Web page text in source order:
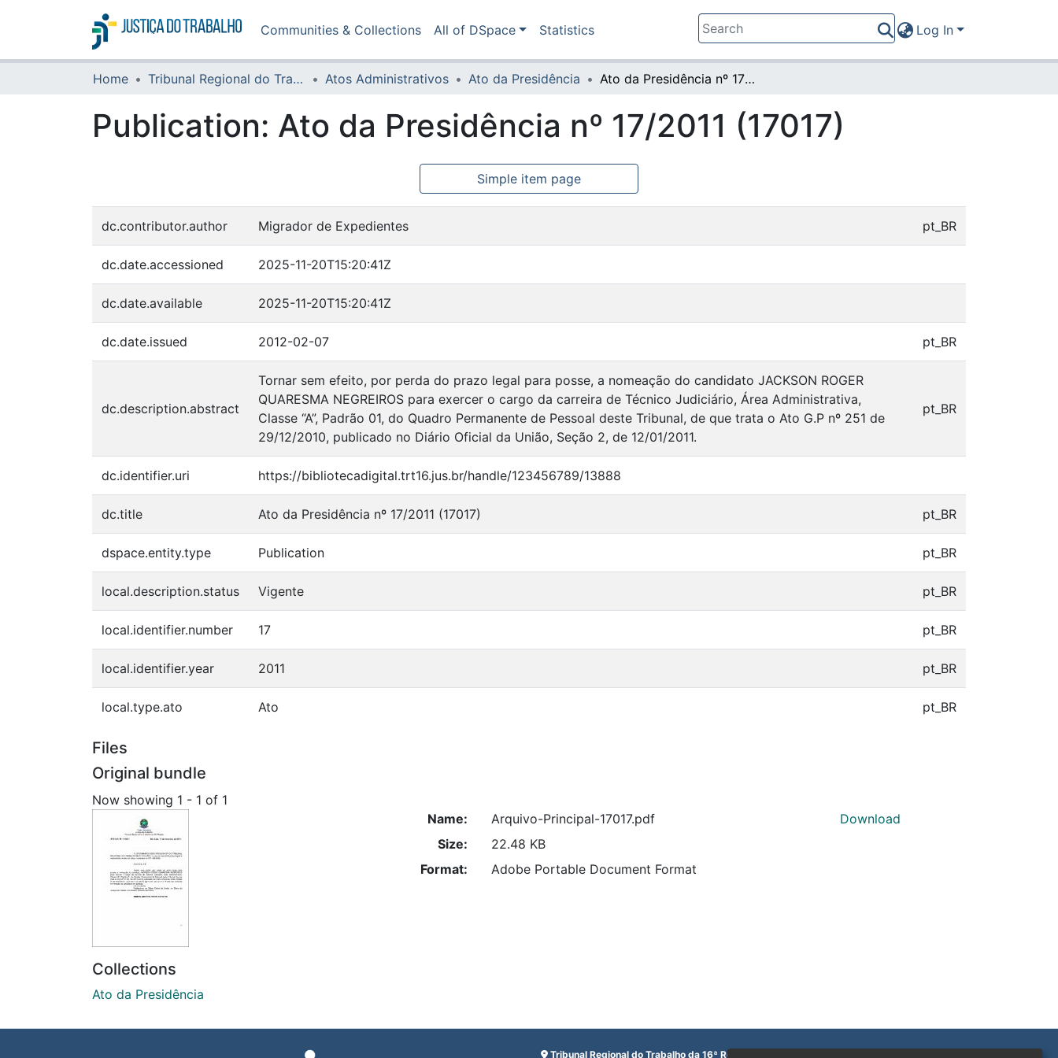
Communities & Collections All of DSpace Statistics Log In
Home Tribunal Regional do Trabalho da 16ª Região Atos Administrativos Ato da Presidência Ato da Presidência nº 17/2011 (17017)
Publication: Ato da Presidência nº 17/2011 (17017)
Simple item page
dc.contributor.author Migrador de Expedientes pt_BR
dc.date.accessioned 2025-11-20T15:20:41Z
dc.date.available 2025-11-20T15:20:41Z
dc.date.issued 2012-02-07 pt_BR
dc.description.abstract
Tornar sem efeito, por perda do prazo legal para posse, a nomeação do candidato JACKSON ROGER
QUARESMA NEGREIROS para exercer o cargo da carreira de Técnico Judiciário, Área Administrativa,
Classe “A”, Padrão 01, do Quadro Permanente de Pessoal deste Tribunal, de que trata o Ato G.P nº 251 de
29/12/2010, publicado no Diário Oficial da União, Seção 2, de 12/01/2011.
pt_BR
dc.identifier.uri https://bibliotecadigital.trt16.jus.br/handle/123456789/13888
dc.title Ato da Presidência nº 17/2011 (17017) pt_BR
dspace.entity.type Publication pt_BR
local.description.status Vigente pt_BR
local.identifier.number 17 pt_BR
local.identifier.year 2011 pt_BR
local.type.ato Ato pt_BR
Files
Original bundle
Now showing 1 - 1 of 1
Name:
Arquivo-Principal-17017.pdf
Size:
22.48 KB
Format:
Adobe Portable Document Format
Download
Collections
Ato da Presidência
Tribunal Regional do Trabalho da 16ª Região